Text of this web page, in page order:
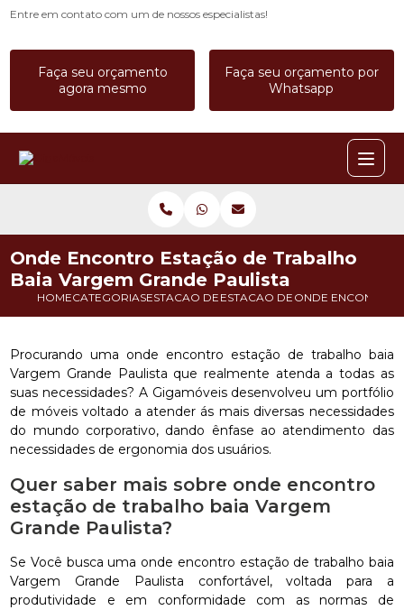
Entre em contato com um de nossos especialistas!
Faça seu orçamento
agora mesmo
Faça seu orçamento por
Whatsapp
HOMECATEGORIASESTACAO DE TRABALHOESTACAO DE TRABALHO CALL
ONDE ENCONTRO
Onde Encontro Estação de Trabalho
Baia Vargem Grande Paulista
Procurando uma onde encontro estação de trabalho baia
Vargem Grande Paulista que realmente atenda a todas as
suas necessidades? A Gigamóveis desenvolveu um portfólio
de móveis voltado a atender ás mais diversas necessidades
do mundo corporativo, dando ênfase ao atendimento das
necessidades de ergonomia dos usuários.
Quer saber mais sobre onde encontro
estação de trabalho baia Vargem
Grande Paulista?
Se Você busca uma onde encontro estação de trabalho baia
Vargem Grande Paulista confortável, voltada para a
produtividade e em conformidade com as normas de